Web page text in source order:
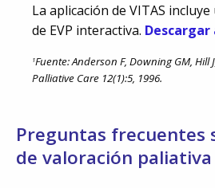
La aplicación de VITAS
de EVP interactiva. Descargar
1Fuente:Anderson F, Downing GM, Hill
Palliative Care 12(1):5, 1996.
Preguntas frecuentes
de valoración paliativa